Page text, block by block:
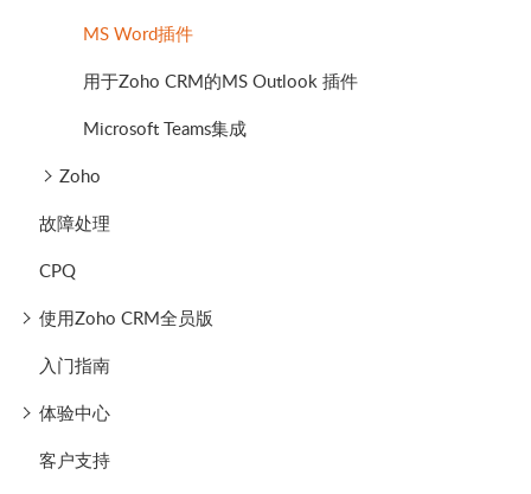
MS Word插件
用于Zoho CRM的MS Outlook 插件
Microsoft Teams集成
Zoho
故障处理
CPQ
使用Zoho CRM全员版
入门指南
体验中心
客户支持